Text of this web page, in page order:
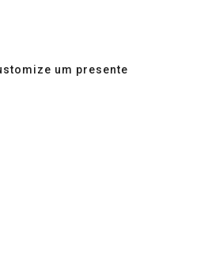
um presente